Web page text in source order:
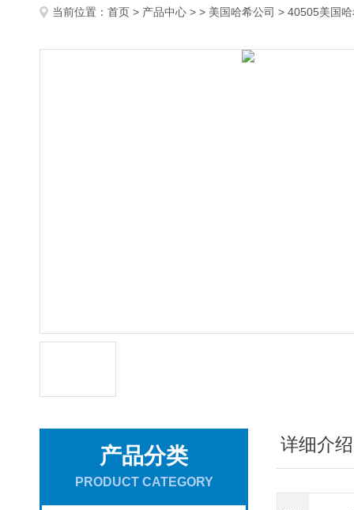
当前位置： 首页 > 产品中心 > > 美国哈希公司 > 40505美国
产品分类
PRODUCT CATEGORY
详细介绍